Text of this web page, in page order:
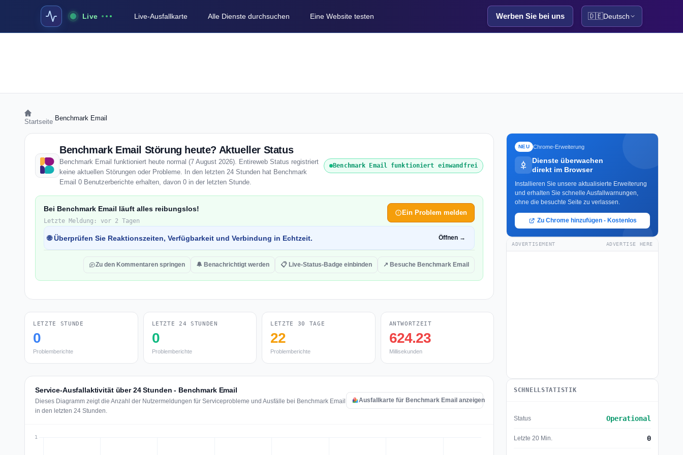
Live Live-Ausfallkarte Alle Dienste durchsuchen Eine Website testen Werben Sie bei uns 🇩🇪Deutsch
Startseite Benchmark Email
Benchmark Email Störung heute? Aktueller Status
Benchmark Email funktioniert heute normal (7 August 2026). Entireweb Status registriert
keine aktuellen Störungen oder Probleme. In den letzten 24 Stunden hat Benchmark
Email 0 Benutzerberichte erhalten, davon 0 in der letzten Stunde.
Benchmark Email funktioniert einwandfrei
Bei Benchmark Email läuft alles reibungslos!
Letzte Meldung: vor 2 Tagen
Ein Problem melden
🌐 Überprüfen Sie Reaktionszeiten, Verfügbarkeit und Verbindung in Echtzeit. Öffnen →
Zu den Kommentaren springen 🔔 Benachrichtigt werden 📋 Live-Status-Badge einbinden ↗ Besuche Benchmark Email
LETZTE STUNDE
0
Problemberichte
LETZTE 24 STUNDEN
0
Problemberichte
LETZTE 30 TAGE
22
Problemberichte
ANTWORTZEIT
624.23
Millisekunden
Service-Ausfallaktivität über 24 Stunden - Benchmark Email
Dieses Diagramm zeigt die Anzahl der Nutzermeldungen für Serviceprobleme und Ausfälle bei Benchmark Email
in den letzten 24 Stunden.
Ausfallkarte für Benchmark Email anzeigen
NEU Chrome-Erweiterung
Dienste überwachen
direkt im Browser
Installieren Sie unsere aktualisierte Erweiterung
und erhalten Sie schnelle Ausfallwarnungen,
ohne die besuchte Seite zu verlassen.
Zu Chrome hinzufügen - Kostenlos
ADVERTISEMENT ADVERTISE HERE
SCHNELLSTATISTIK
Status Operational
Letzte 20 Min. 0